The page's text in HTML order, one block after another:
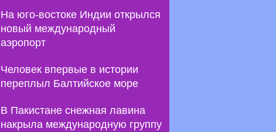
На юго-востоке Индии открылся
новый международный
аэропорт
Человек впервые в истории
переплыл Балтийское море
В Пакистане снежная лавина
накрыла международную группу